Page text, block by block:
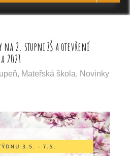
2. stupni ZŠ a otevření
2021
, Mateřská škola, Novinky